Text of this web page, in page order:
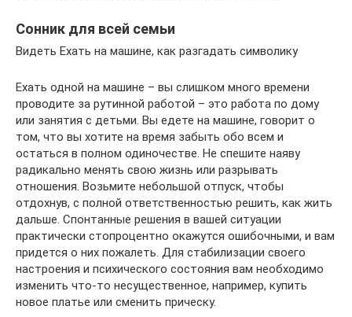
Сонник для всей семьи
Видеть Ехать на машине, как разгадать символику
Ехать одной на машине – вы слишком много времени
проводите за рутинной работой – это работа по дому
или занятия с детьми. Вы едете на машине, говорит о
том, что вы хотите на время забыть обо всем и
остаться в полном одиночестве. Не спешите наяву
радикально менять свою жизнь или разрывать
отношения. Возьмите небольшой отпуск, чтобы
отдохнув, с полной ответственностью решить, как жить
дальше. Спонтанные решения в вашей ситуации
практически стопроцентно окажутся ошибочными, и вам
придется о них пожалеть. Для стабилизации своего
настроения и психического состояния вам необходимо
изменить что-то несущественное, например, купить
новое платье или сменить прическу.